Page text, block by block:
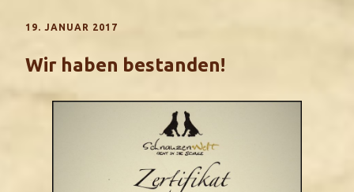
19. JANUAR 2017
Wir haben bestanden!